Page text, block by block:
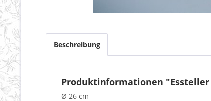
Beschreibung
Produktinformationen
Ø 26 cm